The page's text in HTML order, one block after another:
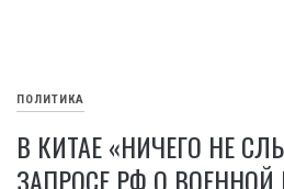
ПОЛИТИКА
В КИТАЕ «НИЧЕГО НЕ
ЗАПРОСЕ РФ О